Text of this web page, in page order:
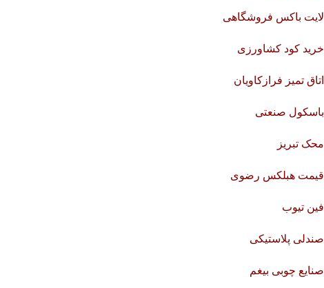
لایت باکس فروشگاهی
خرید کود کشاورزی
اتاق تمیز فرازکاویان
باسکول صنعتی
محک تبریز
قیمت هبلکس رضوی
فین تیوب
صندلی پلاستیکی
صنایع چوبی بیغم